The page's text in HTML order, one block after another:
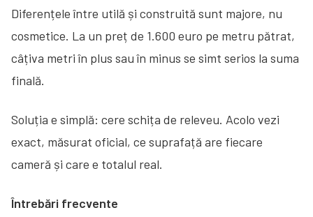
Diferențele între utilă și construită sunt majore, nu
cosmetice. La un preț de 1.600 euro pe metru pătrat,
câțiva metri în plus sau în minus se simt serios la suma
finală.
Soluția e simplă: cere schița de releveu. Acolo vezi
exact, măsurat oficial, ce suprafață are fiecare
cameră și care e totalul real.
Întrebări frecvente